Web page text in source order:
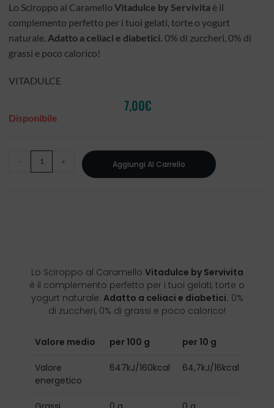
Lo Sciroppo al CaramelloVitadulce by Servivita è il
complemento perfetto per i tuoi gelati, torte o yogurt
naturale. Adatto a celiaci e diabetici. 0% di zuccheri, 0% di
grassi e poco calorico!
VITADULCE
7,00€
Disponibile
- + Aggiungi Al Carrello
Lo Sciroppo al Caramello Vitadulce by Servivita
è il complemento perfetto per i tuoi gelati, torte o
yogurt naturale. Adatto a celiaci e diabetici. 0%
di zuccheri, 0% di grassi e poco calorico!
Valore medio per 100 g per 10 g
Valore
energetico
647kJ/160kcal 64,7kJ/16kcal